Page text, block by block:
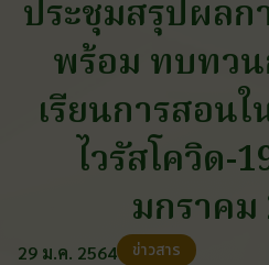
ประชุมสรุปผลก
พร้อม ทบทว
เรียนการสอน
ไวรัสโควิด-
มกราคม
29 ม.ค. 2564 ข่าวสาร